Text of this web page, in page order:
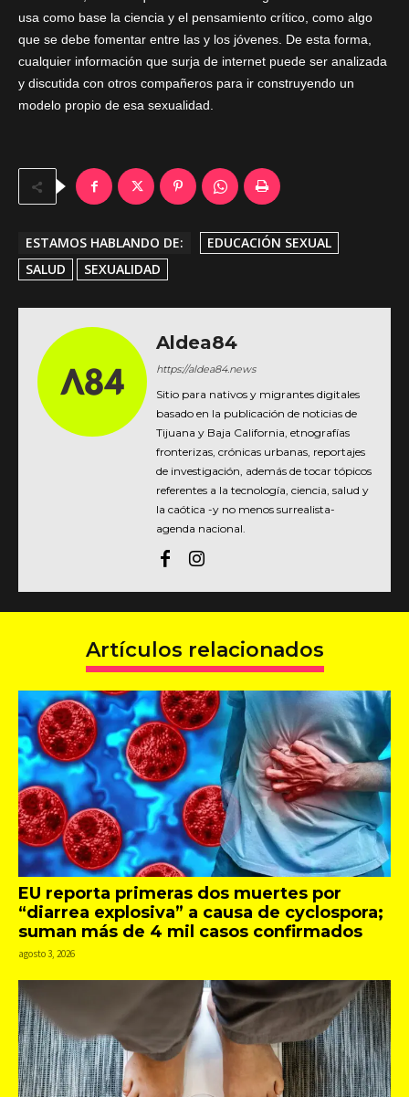
usa como base la ciencia y el pensamiento crítico, como algo
que se debe fomentar entre las y los jóvenes. De esta forma,
cualquier información que surja de internet puede ser analizada
y discutida con otros compañeros para ir construyendo un
modelo propio de esa sexualidad.
ESTAMOS HABLANDO DE:
EDUCACIÓN SEXUAL
SALUD
SEXUALIDAD
Aldea84
https://aldea84.news
Sitio para nativos y migrantes digitales
basado en la publicación de noticias de
Tijuana y Baja California, etnografías
fronterizas, crónicas urbanas, reportajes
de investigación, además de tocar tópicos
referentes a la tecnología, ciencia, salud y
la caótica -y no menos surrealista-
agenda nacional.
Artículos relacionados
EU reporta primeras dos muertes por
“diarrea explosiva” a causa de cyclospora;
suman más de 4 mil casos confirmados
agosto 3, 2026